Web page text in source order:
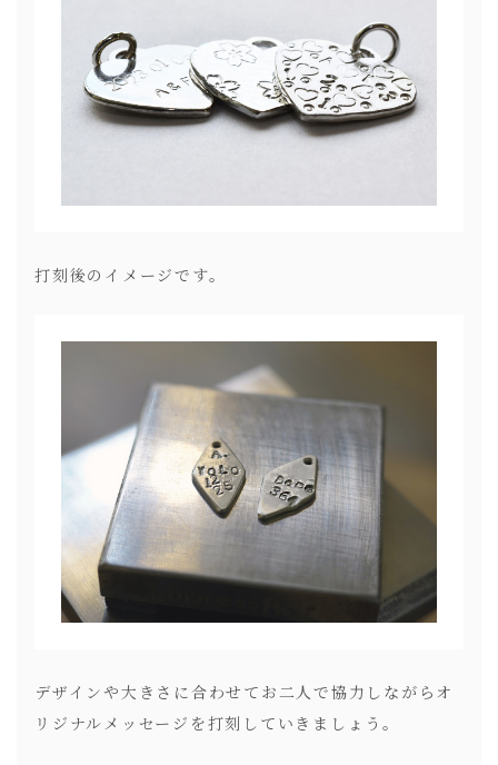
打刻後のイメージです。
デザインや大きさに合わせてお二人で協力しながらオ
リジナルメッセージを打刻していきましょう。